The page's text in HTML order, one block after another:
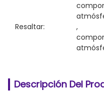
Resaltar:
,
Descripción Del